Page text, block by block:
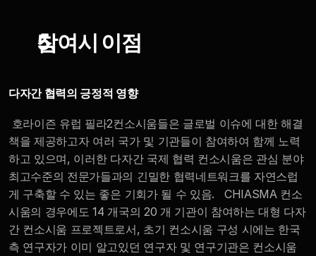
참여시 이점
다자간 협력의 긍정적 영향
책을 제공하고자 여러 국가 및 기관들이 참여하여 함께 노력
하고 있으며, 이러한 다자간 국제 협력 컨소시움은 관심 분야
최고수준의 전문가들과의 긴밀한 협력네트워크를 자연스럽
게 구축할 수 있는 좋은 기회가 될 수 있음.   CHIASMA 컨소
시움의 경우에도 14 개국의 20 개 기관이 참여하는 대형 다자
간 컨소시움 프로젝트로서, 초기 컨소시움 구성 시에는 한국
측 연구자가 이미 알고있던 연구자 및 연구기관은 컨소시움